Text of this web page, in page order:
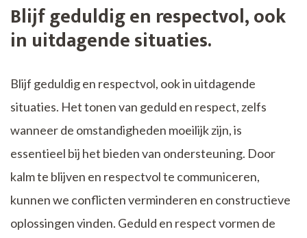
Blijf geduldig en respectvol, ook
in uitdagende situaties.
Blijf geduldig en respectvol, ook in uitdagende
situaties. Het tonen van geduld en respect, zelfs
wanneer de omstandigheden moeilijk zijn, is
essentieel bij het bieden van ondersteuning. Door
kalm te blijven en respectvol te communiceren,
kunnen we conflicten verminderen en constructieve
oplossingen vinden. Geduld en respect vormen de